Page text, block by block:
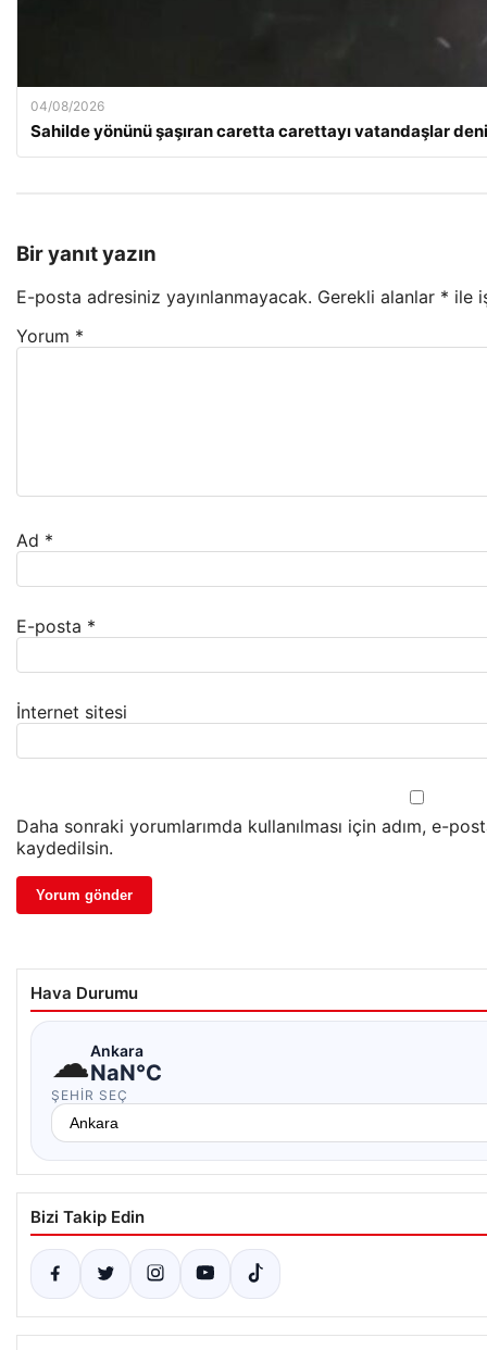
04/08/2026
Sahilde yönünü şaşıran caretta carettayı vatandaşlar
Bir yanıt yazın
E-posta adresiniz yayınlanmayacak. Gerekli alanlar * ile
Yorum *
Ad *
E-posta *
İnternet sitesi
Daha sonraki yorumlarımda kullanılması için adım, e-
kaydedilsin.
Hava Durumu
☁Ankara
NaN°C
ŞEHIR SEÇ
Bizi Takip Edin